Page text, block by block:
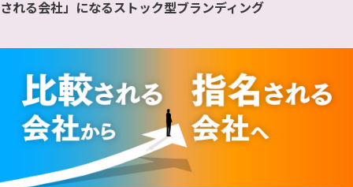
される会社」になるストック型ブランディング